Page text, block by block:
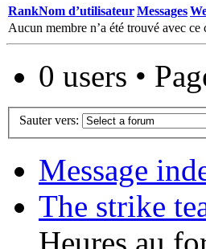
RankNom d’utilisateurMessages
Aucun membre n’a été trouvé avec ce
0 users •
Sauter vers:
Message
The strike